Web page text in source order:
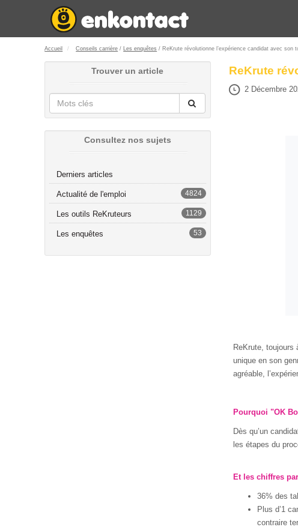
Accueil Conseils carrière / Les enquêtes / ReKrute révolutionne l’expérience candidat avec son
Trouver un article
Consultez nos sujets
Derniers articles
4824
Actualité de l'emploi
1129
Les outils ReKruteurs
53
Les enquêtes
ReKrute
2 Décembre
ReKrute, toujours
unique en son
agréable,
Pourquoi "OK
Dès qu’un
les étapes du
Et les chiffres
36% des
Plus d’1
contraire